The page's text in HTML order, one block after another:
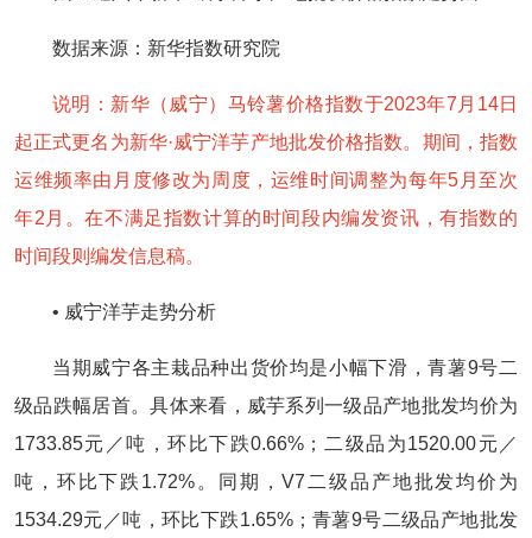
数据来源：新华指数研究院
说明：新华（威宁）马铃薯价格指数于2023年7月14日
起正式更名为新华·威宁洋芋产地批发价格指数。期间，指数
运维频率由月度修改为周度，运维时间调整为每年5月至次
年2月。在不满足指数计算的时间段内编发资讯，有指数的
时间段则编发信息稿。
• 威宁洋芋走势分析
当期威宁各主栽品种出货价均是小幅下滑，青薯9号二
级品跌幅居首。具体来看，威芋系列一级品产地批发均价为
1733.85元／吨，环比下跌0.66%；二级品为1520.00元／
吨，环比下跌1.72%。同期，V7二级品产地批发均价为
1534.29元／吨，环比下跌1.65%；青薯9号二级品产地批发